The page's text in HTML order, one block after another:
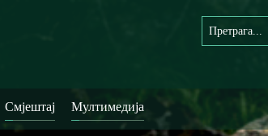
Смјештај Мултимедија